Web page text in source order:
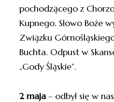
pochodzącego z
Kupnego. Słowo Boże
Związku
Buchta. Odpust w
„Gody Śląskie”.
2 maja – odbył się w